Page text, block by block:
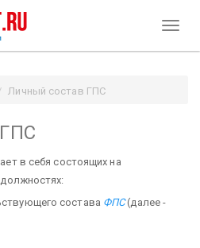
Личный состав ГПС
в себя состоящих на
состава ФПС(далее -